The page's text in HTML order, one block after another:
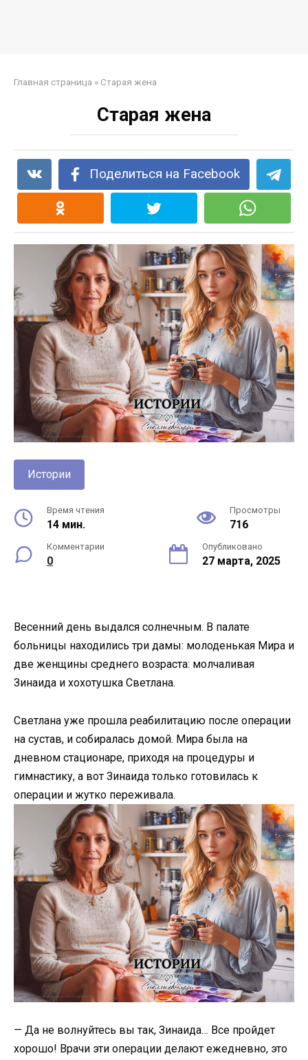
Главная страница » Старая жена
Старая жена
Поделиться на Facebook
Истории
Время чтения
14 мин.
Просмотры
716
Комментарии
0
Опубликовано
27 марта, 2025
Весенний день выдался солнечным. В палате
больницы находились три дамы: молоденькая Мира и
две женщины среднего возраста: молчаливая
Зинаида и хохотушка Светлана.
Светлана уже прошла реабилитацию после операции
на сустав, и собиралась домой. Мира была на
дневном стационаре, приходя на процедуры и
гимнастику, а вот Зинаида только готовилась к
операции и жутко переживала.
— Да не волнуйтесь вы так, Зинаида… Все пройдет
хорошо! Врачи эти операции делают ежедневно, это